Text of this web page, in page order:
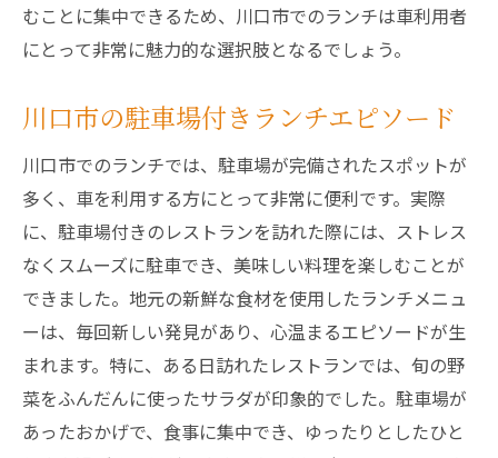
むことに集中できるため、川口市でのランチは車利用者
にとって非常に魅力的な選択肢となるでしょう。
川口市の駐車場付きランチエピソード
川口市でのランチでは、駐車場が完備されたスポットが
多く、車を利用する方にとって非常に便利です。実際
に、駐車場付きのレストランを訪れた際には、ストレス
なくスムーズに駐車でき、美味しい料理を楽しむことが
できました。地元の新鮮な食材を使用したランチメニュ
ーは、毎回新しい発見があり、心温まるエピソードが生
まれます。特に、ある日訪れたレストランでは、旬の野
菜をふんだんに使ったサラダが印象的でした。駐車場が
あったおかげで、食事に集中でき、ゆったりとしたひと